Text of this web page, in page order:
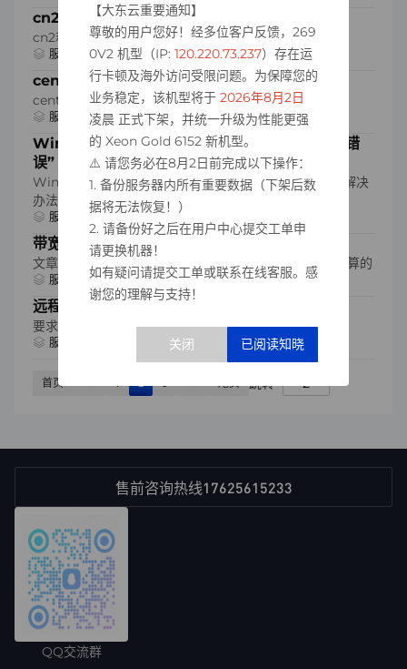
cn2和bgp的区别 CN2和BGP哪个快
cn2和bgp的区别 CN2和BGP哪个快
服务器相关 2023-09-26 23:33 浏览量：2867
centos服务器一键优化yum源
centos服务器一键优化yum源，修复服务器卡顿问题
服务器相关 2023-09-26 23:25 浏览量：2555
Windows服务器远程桌面连接提示“出现了内部错
误”
Windows服务器远程桌面连接提示“出现了内部错误”的解决
办法
服务器相关 2023-09-26 23:24
带宽Mbps和mb/s的换算关系
文章主要讲述服务器带宽Mbps和实际下载速度是如何换算的
服务器相关 2023-09-26 23:23 浏览量：5479
远程连接出现身份验证错误解决方案
要求的函数不受支持问题解决方案
服务器相关 2023-09-25 22:25 浏览量：2714
首页 1 2 3 尾页 跳转
售前咨询热线17625615233
QQ交流群
【大东云重要通知】
尊敬的用户您好！经多位客户反馈，269
0V2 机型（IP: 120.220.73.237）存在运
行卡顿及海外访问受限问题。为保障您的
业务稳定，该机型将于 2026年8月2日
凌晨 正式下架，并统一升级为性能更强
的 Xeon Gold 6152 新机型。
⚠️ 请您务必在8月2日前完成以下操作：
1. 备份服务器内所有重要数据（下架后数
据将无法恢复！）
2. 请备份好之后在用户中心提交工单申
请更换机器！
如有疑问请提交工单或联系在线客服。感
谢您的理解与支持！